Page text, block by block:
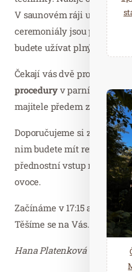
V saunovém ráji už
ceremoniály jsou plné
budete užívat plnými doušky.
Čekají vás dvě
proceduryv parní kabině,
majitele předem
Doporučujeme si zakoupit
nim budete mít
přednostní vstup na
ovoce.
Začínáme v 17:15 a čeká
Těšíme se na Vás.
Hana Platenková a tým